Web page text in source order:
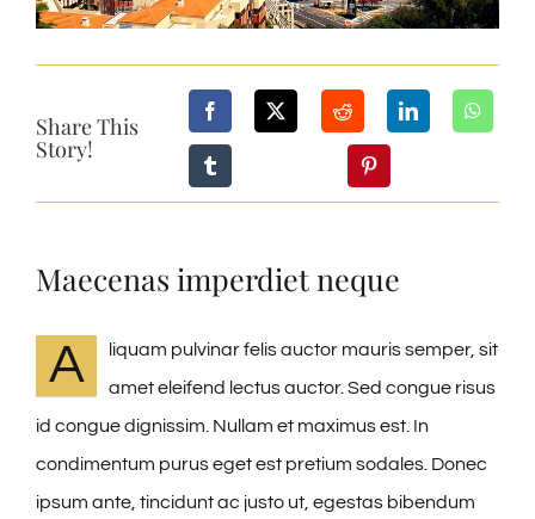
RESORT VILLAGE
Share This
Story!
Maecenas imperdiet neque
A
liquam pulvinar felis auctor mauris semper, sit
amet eleifend lectus auctor. Sed congue risus
id congue dignissim. Nullam et maximus est. In
condimentum purus eget est pretium sodales. Donec
ipsum ante, tincidunt ac justo ut, egestas bibendum